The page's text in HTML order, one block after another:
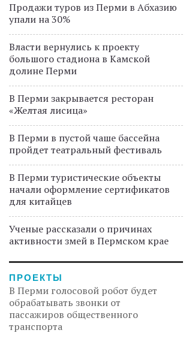
Продажи туров из Перми в Абхазию
упали на 30%
Власти вернулись к проекту
большого стадиона в Камской
долине Перми
В Перми закрывается ресторан
«Желтая лисица»
В Перми в пустой чаше бассейна
пройдет театральный фестиваль
В Перми туристические объекты
начали оформление сертификатов
для китайцев
Ученые рассказали о причинах
активности змей в Пермском крае
ПРОЕКТЫ
В Перми голосовой робот будет
обрабатывать звонки от
пассажиров общественного
транспорта